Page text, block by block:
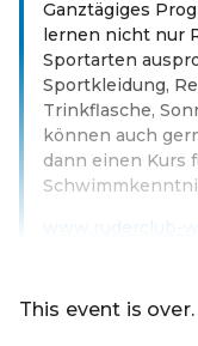
Ganztägiges
lernen nicht nur
Sportarten
Sportkleidung,
Trinkflasche,
können auch
dann einen Kurs
www.ruderclub-
This event is over.